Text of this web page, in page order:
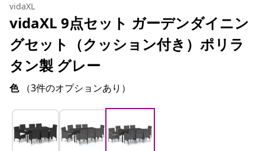
vidaXL
vidaXL 9点セット ガーデンダイニン
グセット（クッション付き）ポリラ
タン製 グレー
色 （3件のオプションあり）